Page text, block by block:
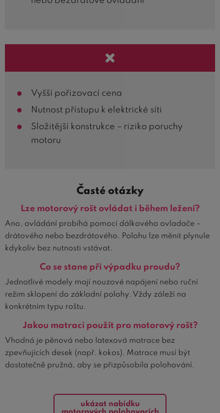
Vyšší pořizovací cena
Nutnost přístupu k elektrické síti
Složitější konstrukce – riziko poruchy
motoru
Časté otázky
Lze motorový rošt ovládat i během ležení?
Ano, ovládání probíhá pomocí dálkového ovladače –
drátového nebo bezdrátového. Polohu lze měnit plynule
kdykoliv bez nutnosti vstávat.
Co se stane při výpadku proudu?
Jednotlivé modely mají nouzové napájení nebo ruční
režim sklopení do základní polohy. Vždy záleží na
konkrétním typu roštu.
Jakou matraci použít pro motorový rošt?
Vhodná je pěnová nebo latexová matrace bez
zpevňujících desek (např. kokos). Matrace musí být
dostatečně pružná, aby se přizpůsobila polohování.
ukázat nabídku